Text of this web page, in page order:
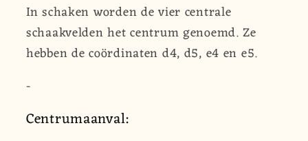
In schaken worden de vier centrale
schaakvelden het centrum genoemd. Ze
hebben de coördinaten d4, d5, e4 en e5.
-
Centrumaanval: